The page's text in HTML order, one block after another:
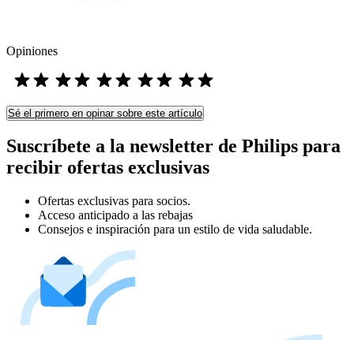
Opiniones
Sé el primero en opinar sobre este artículo
Suscríbete a la newsletter de Philips para
recibir ofertas exclusivas
Ofertas exclusivas para socios.
Acceso anticipado a las rebajas
Consejos e inspiración para un estilo de vida saludable.